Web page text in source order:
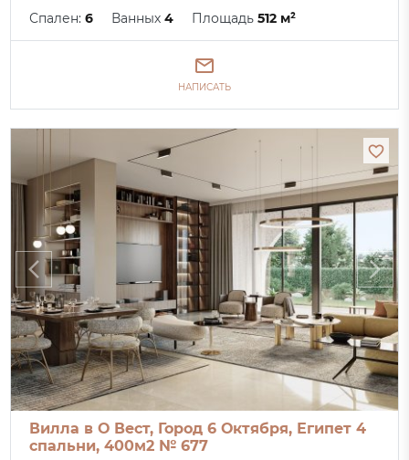
Спален:6 Ванных4 Площадь512 м²
НАПИСАТЬ
Вилла в О Вест, Город 6 Октября, Египет 4
спальни, 400м2 № 677